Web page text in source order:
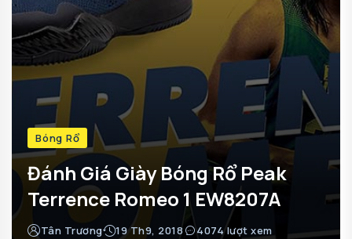
Bóng Rổ
Đánh Giá Giày Bóng Rổ Peak
Terrence Romeo 1 EW8207A
Tân Trương 19 Th9, 2018 4074 lượt xem